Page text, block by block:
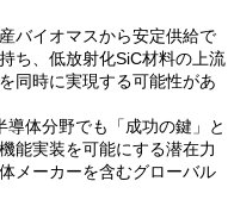
バイオマスから安定供給で
ち、低放射化SiC材料の上流
同時に実現する可能性があ
体分野でも「成功の鍵」と
能実装を可能にする潜在力
メーカーを含むグローバル